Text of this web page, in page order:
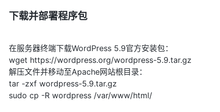
下载并部署程序包
在服务器终端下载WordPress 5.9官方安装包：
wget https://wordpress.org/wordpress-5.9.tar.gz
解压文件并移动至Apache网站根目录：
tar -zxf wordpress-5.9.tar.gz
sudo cp -R wordpress /var/www/html/